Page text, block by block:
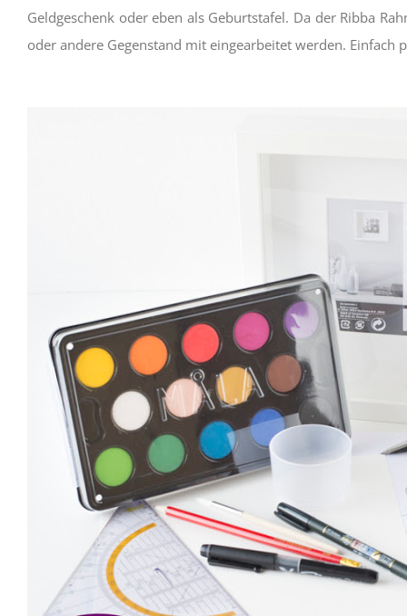
Geldgeschenk oder eben als Geburtstafel. Da der Ribba
oder andere Gegenstand mit eingearbeitet werden. Einfach